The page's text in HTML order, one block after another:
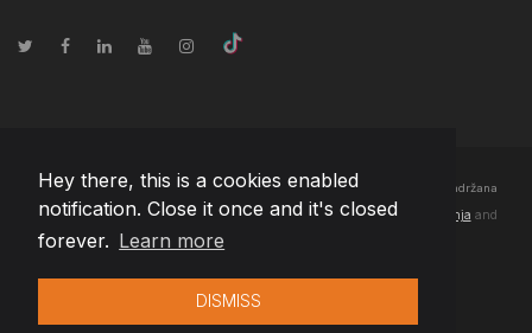
Hey there, this is a cookies enabled
notification. Close it once and it's closed
forever. Learn more
DISMISS
© Autorska prava 2026 Team Extension Bosnia Herzegovina - Sva prava zadržana
Changelog● Korišćenjem ove stranice slažete se sa našimPravila korištenja and
Politika privatnosti